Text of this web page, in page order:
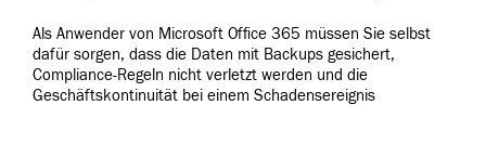
Als Anwender von Microsoft Office 365 müssen Sie selbst
dafür sorgen, dass die Daten mit Backups gesichert,
Compliance-Regeln nicht verletzt werden und die
Geschäftskontinuität bei einem Schadensereignis